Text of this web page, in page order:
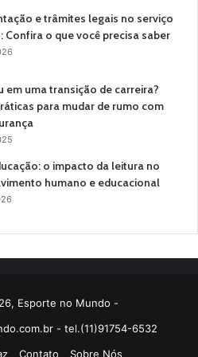
e trâmites legais no serviço
Confira o que você precisa saber
em uma transição de carreira?
para mudar de rumo com
o impacto da leitura no
humano e educacional
Esporte no Mundo -
- tel.(11)91754-6532
Contato Sobre Nós